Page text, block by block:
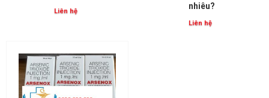
Liên hệ
nhiêu?
Liên hệ